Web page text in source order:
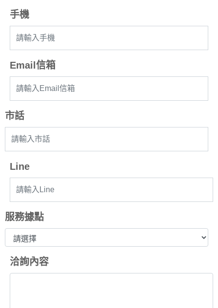
手機
Email信箱
市話
Line
服務據點
洽詢內容